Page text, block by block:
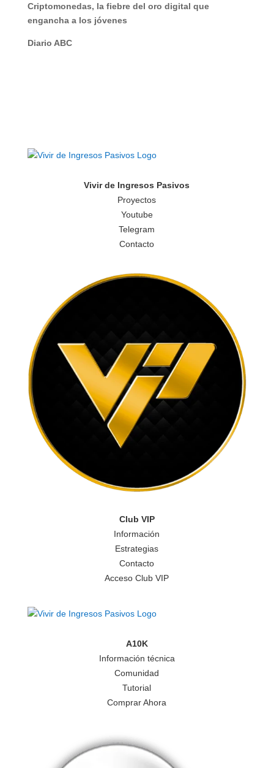
Criptomonedas, la fiebre del oro digital que
engancha a los jóvenes
Diario ABC
Vivir de Ingresos Pasivos
Proyectos
Youtube
Telegram
Contacto
Club VIP
Información
Estrategias
Contacto
Acceso Club VIP
A10K
Información técnica
Comunidad
Tutorial
Comprar Ahora